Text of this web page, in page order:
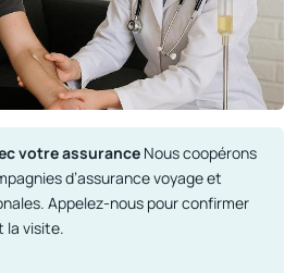
votre assurance Nous coopérons
d’assurance voyage et
Appelez-nous pour confirmer
la visite.